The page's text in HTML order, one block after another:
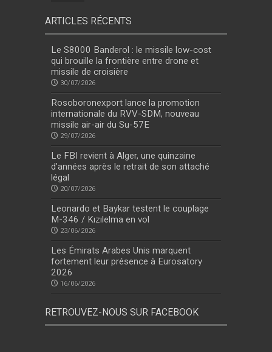
ARTICLES RÉCENTS
Le S8000 Banderol : le missile low-cost
qui brouille la frontière entre drone et
missile de croisière
30/07/2026
Rosoboronexport lance la promotion
internationale du RVV-SDM, nouveau
missile air-air du Su-57E
29/07/2026
Le FBI revient à Alger, une quinzaine
d’années après le retrait de son attaché
légal
20/07/2026
Leonardo et Baykar testent le couplage
M-346 / Kızılelma en vol
23/06/2026
Les Émirats Arabes Unis marquent
fortement leur présence à Eurosatory
2026
16/06/2026
RETROUVEZ-NOUS SUR FACEBOOK